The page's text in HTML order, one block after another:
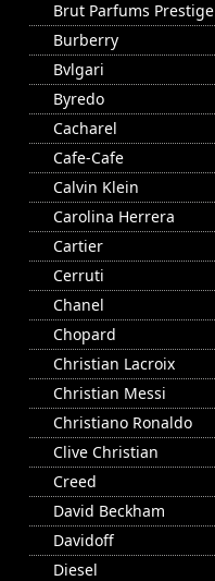
Brut Parfums Prestige
Burberry
Bvlgari
Byredo
Cacharel
Cafe-Cafe
Calvin Klein
Carolina Herrera
Cartier
Cerruti
Chanel
Chopard
Christian Lacroix
Christian Messi
Christiano Ronaldo
Clive Christian
Creed
David Beckham
Davidoff
Diesel